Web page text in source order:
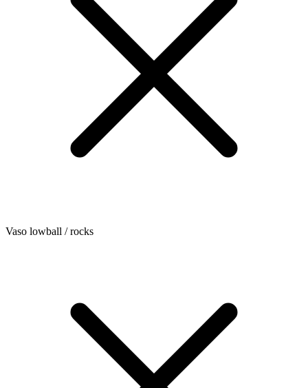
Vaso lowball / rocks